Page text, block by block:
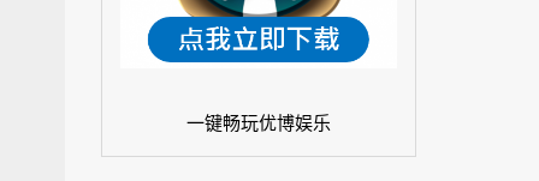
一键畅玩优博娱乐